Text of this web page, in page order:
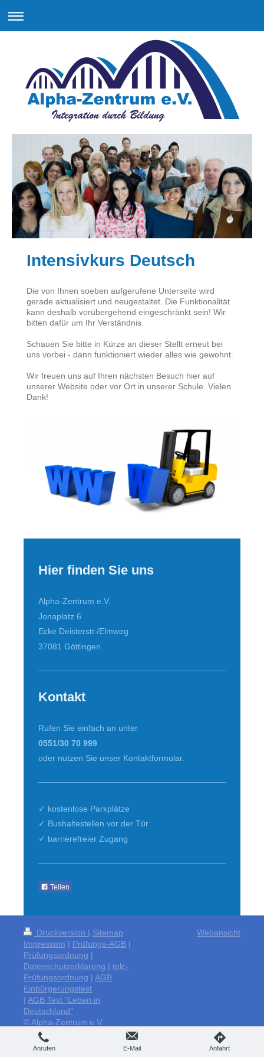
Intensivkurs Deutsch
Die von Ihnen soeben aufgerufene Unterseite wird
gerade aktualisiert und neugestaltet. Die Funktionalität
kann deshalb vorübergehend eingeschränkt sein! Wir
bitten dafür um Ihr Verständnis.
Schauen Sie bitte in Kürze an dieser Stellt erneut bei
uns vorbei - dann funktioniert wieder alles wie gewohnt.
Wir freuen uns auf Ihren nächsten Besuch hier auf
unserer Website oder vor Ort in unserer Schule. Vielen
Dank!
Hier finden Sie uns
Alpha-Zentrum e.V.
Jonaplatz 6
Ecke Deisterstr./Elmweg
37081 Göttingen
Kontakt
Rufen Sie einfach an unter
0551/30 70 999
oder nutzen Sie unser Kontaktformular.
✓ kostenlose Parkplätze
✓ Bushaltestellen vor der Tür
✓ barrierefreier Zugang
Teilen
Druckversion | Sitemap
Impressum | Prüfungs-AGB |
Prüfungsordnung |
Datenschutzerklärung | telc-
Prüfungsordnung | AGB
Einbürgerungstest
| AGB Test "Leben in
Deutschland"
© Alpha-Zentrum e.V.
Webansicht
Anrufen E-Mail Anfahrt